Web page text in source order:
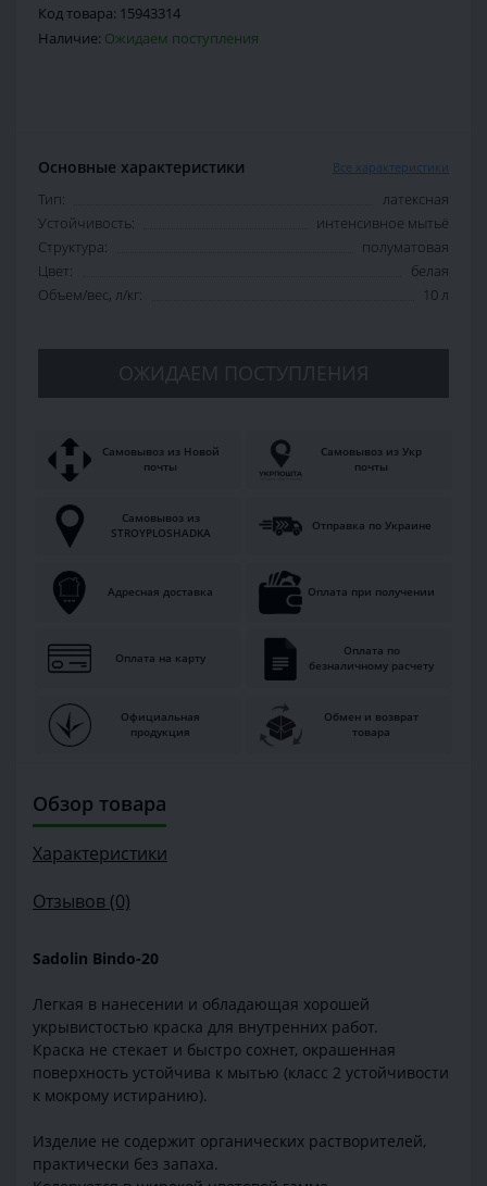
Код товара: 15943314
Наличие: Ожидаем поступления
Основные характеристики Все характеристики
Тип:
латексная
Устойчивость:
интенсивное мытьё
Структура:
полуматовая
Цвет:
белая
Объем/вес, л/кг:
10 л
ОЖИДАЕМ ПОСТУПЛЕНИЯ
Самовывоз из Новой
почты
Самовывоз из Укр
почты
Самовывоз из
STROYPLOSHADKA
Отправка по Украине
Адресная доставка Оплата при получении
Оплата на карту
Оплата по
безналичному расчету
Официальная
продукция
Обмен и возврат
товара
Обзор товара
Характеристики
Отзывов (0)
Sadolin Bindo-20
Легкая в нанесении и обладающая хорошей
укрывистостью краска для внутренних работ.
Краска не стекает и быстро сохнет, окрашенная
поверхность устойчива к мытью (класс 2 устойчивости
к мокрому истиранию).
Изделие не содержит органических растворителей,
практически без запаха.